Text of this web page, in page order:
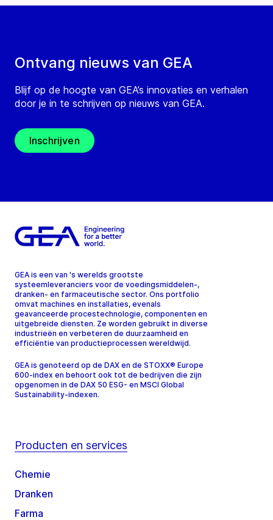
Ontvang nieuws van GEA
Blijf op de hoogte van GEA’s innovaties en verhalen
door je in te schrijven op nieuws van GEA.
Inschrijven
GEA is een van 's werelds grootste
systeemleveranciers voor de voedingsmiddelen-,
dranken- en farmaceutische sector. Ons portfolio
omvat machines en installaties, evenals
geavanceerde procestechnologie, componenten en
uitgebreide diensten. Ze worden gebruikt in diverse
industrieën en verbeteren de duurzaamheid en
efficiëntie van productieprocessen wereldwijd.
GEA is genoteerd op de DAX en de STOXX® Europe
600-index en behoort ook tot de bedrijven die zijn
opgenomen in de DAX 50 ESG- en MSCI Global
Sustainability-indexen.
Producten en services
Chemie
Dranken
Farma